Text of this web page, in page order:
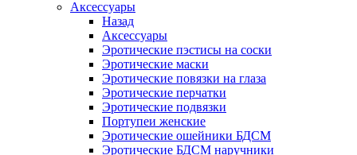
Аксессуары
Назад
Аксессуары
Эротические пэстисы на соски
Эротические маски
Эротические повязки на глаза
Эротические перчатки
Эротические подвязки
Портупеи женские
Эротические ошейники БДСМ
Эротические БДСМ наручники